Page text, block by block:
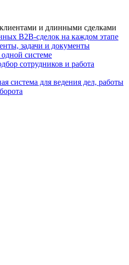
и длинными сделками
B2B-сделок на каждом этапе
задачи и документы
системе
сотрудников и работа
система для ведения дел, работы